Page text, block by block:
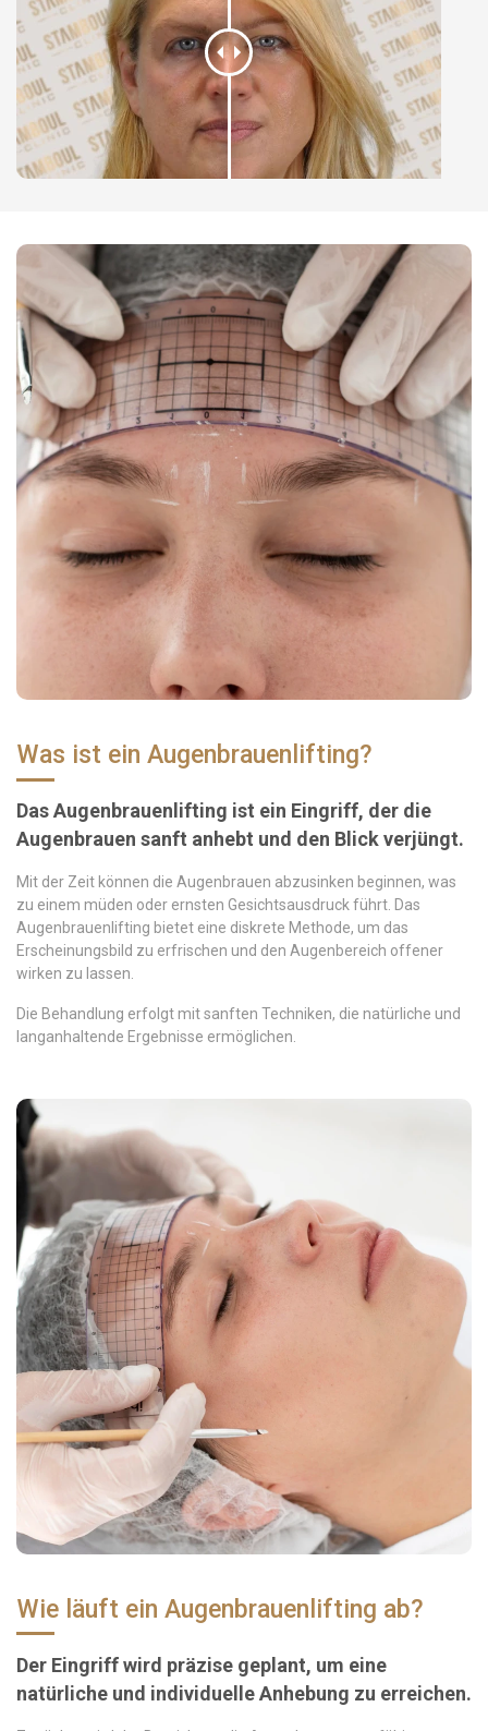
Was ist ein Augenbrauenlifting?
Das Augenbrauenlifting ist ein Eingriff, der die
Augenbrauen sanft anhebt und den Blick verjüngt.
Mit der Zeit können die Augenbrauen abzusinken beginnen, was
zu einem müden oder ernsten Gesichtsausdruck führt. Das
Augenbrauenlifting bietet eine diskrete Methode, um das
Erscheinungsbild zu erfrischen und den Augenbereich offener
wirken zu lassen.
Die Behandlung erfolgt mit sanften Techniken, die natürliche und
langanhaltende Ergebnisse ermöglichen.
Wie läuft ein Augenbrauenlifting ab?
Der Eingriff wird präzise geplant, um eine
natürliche und individuelle Anhebung zu erreichen.